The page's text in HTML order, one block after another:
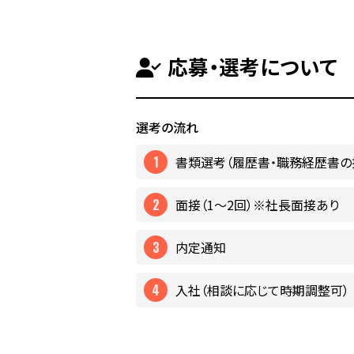
応募・選考について
選考の流れ
書類選考（履歴書・職務経歴書の
面接（1〜2回）※社長面接あり
内定通知
入社（相談に応じて時期調整可）